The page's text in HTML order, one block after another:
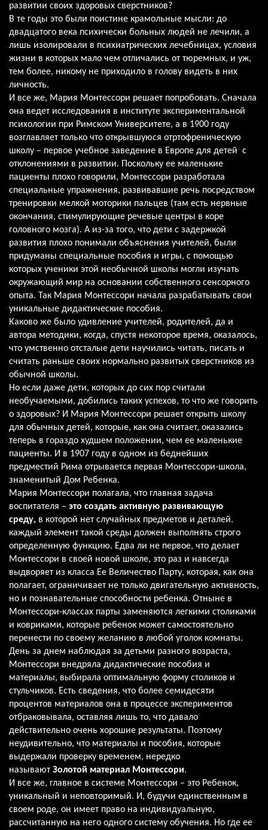
развитии своих здоровых сверстников?
В те годы это были поистине крамольные мысли: до
двадцатого века психически больных людей не лечили, а
лишь изолировали в психиатрических лечебницах, условия
жизни в которых мало чем отличались от тюремных, и уж,
тем более, никому не приходило в голову видеть в них
личность.
И все же, Мария Монтессори решает попробовать. Сначала
она ведет исследования в институте экспериментальной
психологии при Римском Университете, а в 1900 году
возглавляет только что открывшуюся отртофреническую
школу – первое учебное заведение в Европе для детей с
отклонениями в развитии. Поскольку ее маленькие
пациенты плохо говорили, Монтессори разработала
специальные упражнения, развивавшие речь посредством
тренировки мелкой моторики пальцев (там есть нервные
окончания, стимулирующие речевые центры в коре
головного мозга). А из-за того, что дети с задержкой
развития плохо понимали объяснения учителей, были
придуманы специальные пособия и игры, с помощью
которых ученики этой необычной школы могли изучать
окружающий мир на основании собственного сенсорного
опыта. Так Мария Монтессори начала разрабатывать свои
уникальные дидактические пособия.
Каково же было удивление учителей, родителей, да и
автора методики, когда, спустя некоторое время, оказалось,
что умственно отсталые дети научились читать, писать и
считать раньше своих нормально развитых сверстников из
обычной школы.
Но если даже дети, которых до сих пор считали
необучаемыми, добились таких успехов, то что же говорить
о здоровых? И Мария Монтессори решает открыть школу
для обычных детей, которые, как она считает, оказались
теперь в гораздо худшем положении, чем ее маленькие
пациенты. И в 1907 году в одном из беднейших
предместий Рима отрывается первая Монтессори-школа,
знаменитый Дом Ребенка.
Мария Монтессори полагала, что главная задача
воспитателя – это создать активную развивающую
среду, в которой нет случайных предметов и деталей.
каждый элемент такой среды должен выполнять строго
определенную функцию. Едва ли не первое, что делает
Монтессори в своей новой школе, это раз и навсегда
выдворяет из класса Ее Величество Парту, которая, как она
полагает, ограничивает не только двигательную активность,
но и познавательные способности ребенка. Отныне в
Монтессори-классах парты заменяются легкими столиками
и ковриками, которые ребенок может самостоятельно
перенести по своему желанию в любой уголок комнаты.
День за днем наблюдая за детьми разного возраста,
Монтессори внедряла дидактические пособия и
материалы, выбирала оптимальную форму столиков и
стульчиков. Есть сведения, что более семидесяти
процентов материалов она в процессе экспериментов
отбраковывала, оставляя лишь то, что давало
действительно очень хорошие результаты. Поэтому
неудивительно, что материалы и пособия, которые
выдержали проверку временем, нередко
называют Золотой материал Монтессори.
И все же, главное в системе Монтессори – это Ребенок,
уникальный и неповторимый. И, будучи единственным в
своем роде, он имеет право на индивидуальную,
рассчитанную на него одного систему обучения. Но где ее